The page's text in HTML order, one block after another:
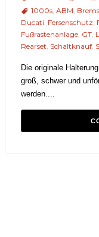
1000s, ABM,
Ducati, Fersenschutz,
Fußrastenanlage, GT,
Rearset, Schaltknauf,
Die originale
groß, schwer und
werden....